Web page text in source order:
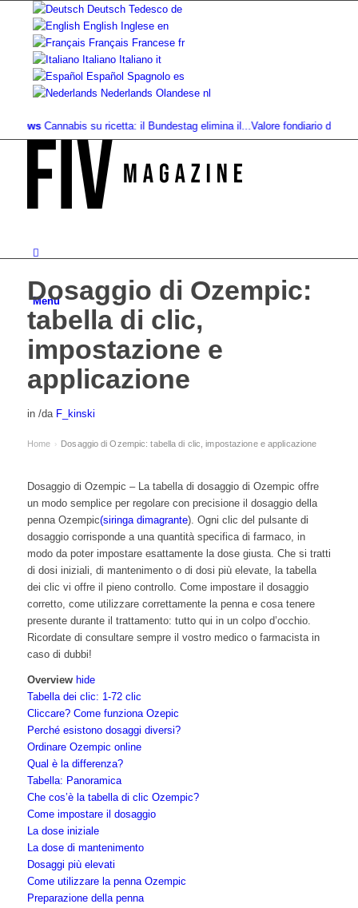
Deutsch Tedesco de
English Inglese en
Français Francese fr
Italiano Italiano it
Español Spagnolo es
Nederlands Olandese nl
Cannabis su ricetta: il Bundestag elimina il...Valore fondiario di
Menu
Dosaggio di Ozempic:
tabella di clic,
impostazione e
applicazione
in /da F_kinski
Home › Dosaggio di Ozempic: tabella di clic, impostazione e applicazione
Dosaggio di Ozempic – La tabella di dosaggio di Ozempic offre
un modo semplice per regolare con precisione il dosaggio della
penna Ozempic(siringa dimagrante). Ogni clic del pulsante di
dosaggio corrisponde a una quantità specifica di farmaco, in
modo da poter impostare esattamente la dose giusta. Che si tratti
di dosi iniziali, di mantenimento o di dosi più elevate, la tabella
dei clic vi offre il pieno controllo. Come impostare il dosaggio
corretto, come utilizzare correttamente la penna e cosa tenere
presente durante il trattamento: tutto qui in un colpo d’occhio.
Ricordate di consultare sempre il vostro medico o farmacista in
caso di dubbi!
Overview hide
Tabella dei clic: 1-72 clic
Cliccare? Come funziona Ozepic
Perché esistono dosaggi diversi?
Ordinare Ozempic online
Qual è la differenza?
Tabella: Panoramica
Che cos’è la tabella di clic Ozempic?
Come impostare il dosaggio
La dose iniziale
La dose di mantenimento
Dosaggi più elevati
Come utilizzare la penna Ozempic
Preparazione della penna